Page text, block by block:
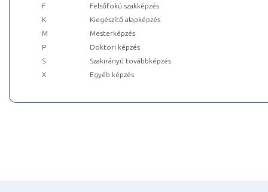
F
Felsőfokú szakképzés
K
Kiegészítő alapképzés
M
Mesterképzés
P
Doktori képzés
S
Szakirányú továbbképzés
X
Egyéb képzés